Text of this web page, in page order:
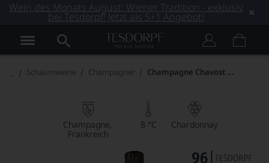
Wein des Monats August: Wiener Tradition - exklusiv
bei Tesdorpf! Jetzt als 5+1 Angebot!
Schaumweine Champagner Champagne Chavost Blanc de Chardonnay
Champagne
Frankreich
8 °C Chardonnay